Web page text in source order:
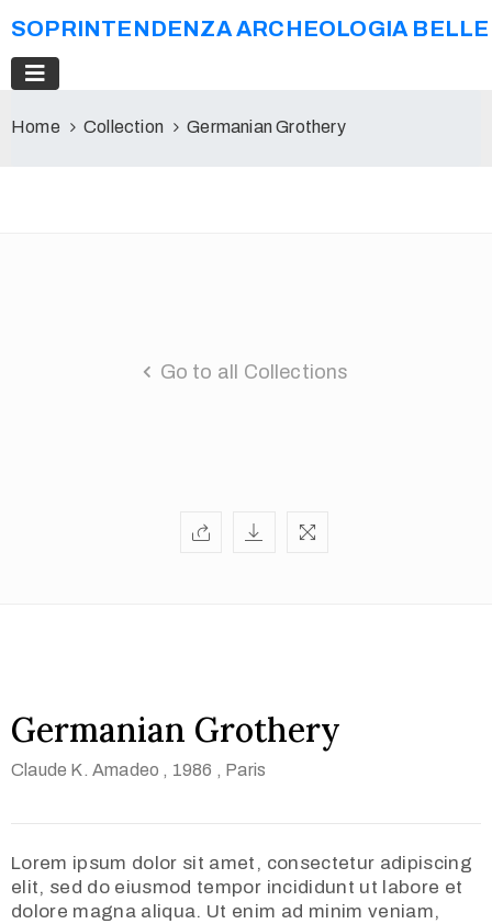
SOPRINTENDENZA ARCHEOLOGIA
Home Collection Germanian Grothery
Go to all Collections
Germanian Grothery
Claude K. Amadeo , 1986 , Paris
Lorem ipsum dolor sit amet, consectetur adipiscing
elit, sed do eiusmod tempor incididunt ut labore et
dolore magna aliqua. Ut enim ad minim veniam,